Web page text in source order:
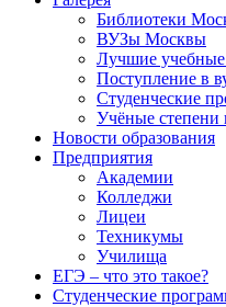
Библиотеки
ВУЗы Москвы
Лучшие учебные
Поступление в
Студенческие
Учёные степени
Новости образования
Предприятия
Академии
Колледжи
Лицеи
Техникумы
Училища
ЕГЭ – что это такое?
Студенческие